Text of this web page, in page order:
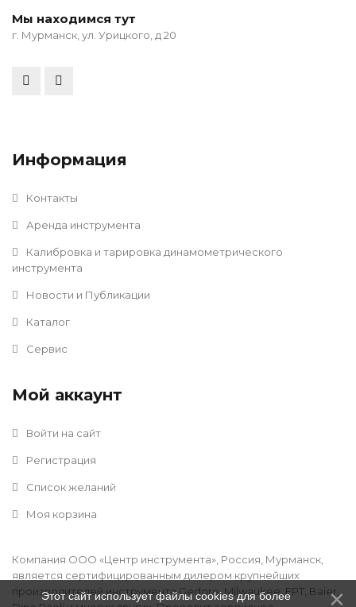
Мы находимся тут
г. Мурманск, ул. Урицкого, д 20
Информация
Контакты
Аренда инструмента
Калибровка и тарировка динамометрического
инструмента
Новости и Публикации
Каталог
Сервис
Мой аккаунт
Войти на сайт
Регистрация
Список желаний
Моя корзина
Компания ООО «Центр инструмента», Россия, Мурманск,
является сертифицированным дилером крупнейших
производителей инструмента Gedore, Milwaukee, FPT, Baier,
Этот сайт использует файлы cookies для более